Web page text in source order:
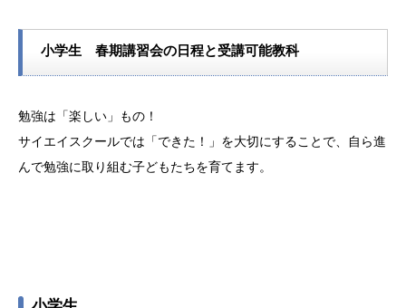
小学生 春期講習会の日程と受講可能教科
勉強は「楽しい」もの！
サイエイスクールでは「できた！」を大切にすることで、自ら進
んで勉強に取り組む子どもたちを育てます。